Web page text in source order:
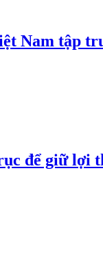
Nam tập
để giữ lợi